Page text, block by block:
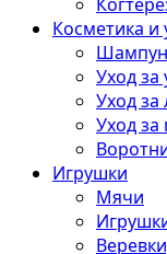
Косметика и
Уход
Уход за
Уход за
Игрушки
Мячи